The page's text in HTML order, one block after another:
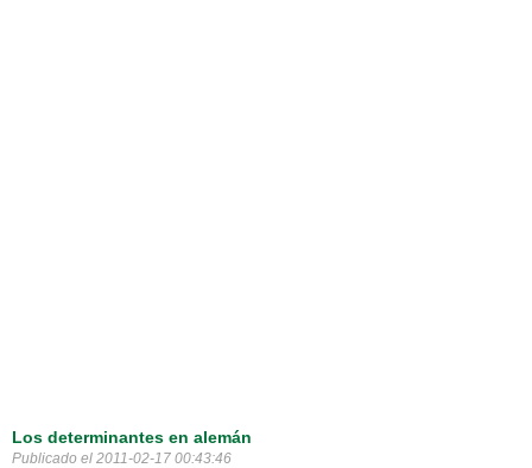
Los determinantes en alemán
Publicado el 2011-02-17 00:43:46